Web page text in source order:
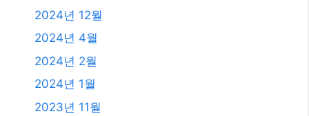
2024년 12월
2024년 4월
2024년 2월
2024년 1월
2023년 11월